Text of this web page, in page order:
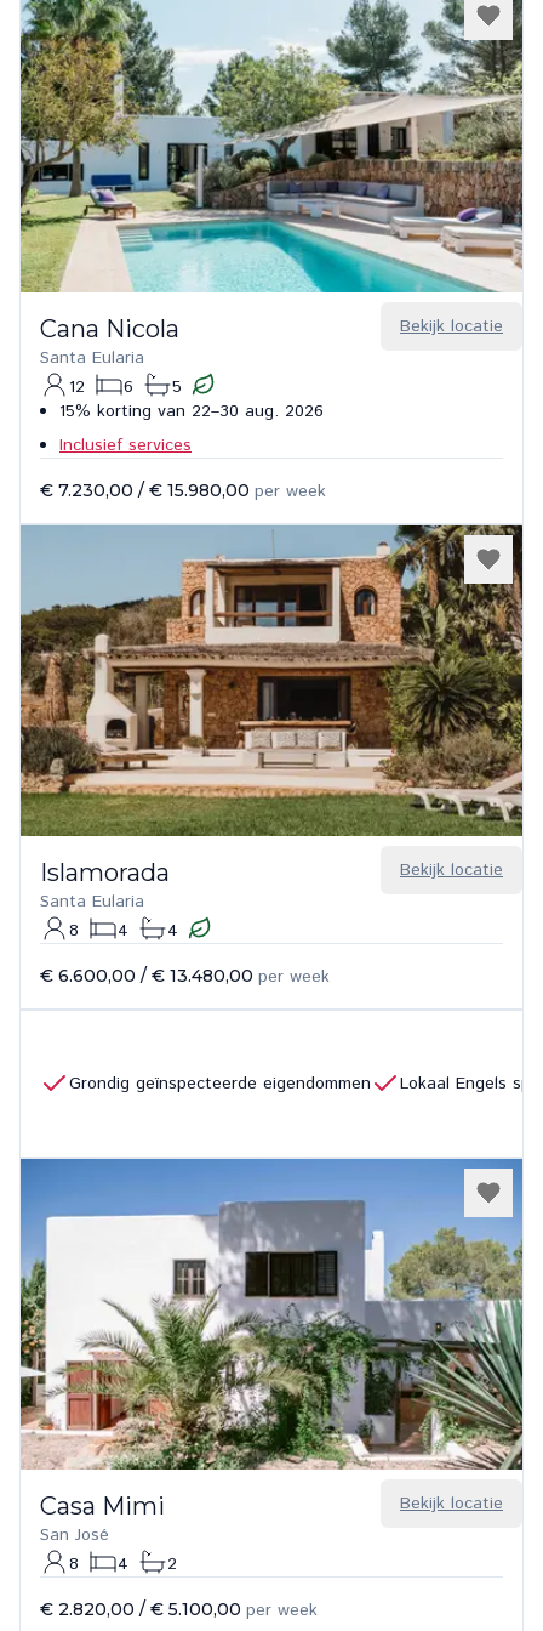
Bekijk locatie
Cana Nicola
Santa Eularia
12
6
5
15% korting van 22–30 aug. 2026
Inclusief services
€ 7.230,00 / € 15.980,00 per week
Bekijk locatie
Islamorada
Santa Eularia
8
4 4
€ 6.600,00 / € 13.480,00 per week
Grondig geïnspecteerde eigendommen Lokaal Engels
Bekijk locatie
Casa Mimi
San José
8
4 2
€ 2.820,00 / € 5.100,00 per week